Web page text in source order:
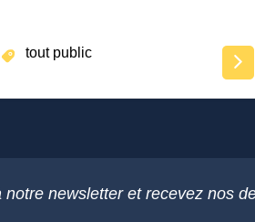
tout public
notre newsletter et recevez nos